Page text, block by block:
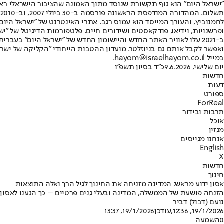
"ישראל היום" הוא גוף תקשורת שנוסד מתוך האמונה שהציבור הישראלי
ופרשנויות, וידיאו, פודקאסטים ושידורים חיים. פלטפורמות הדיגיטל של
ב-2021 עלו לאוויר האתר החדש והיישומון החדש של "ישראל
ואפשר לקבל אותם גם בניוזלטר. מועדון ההטבות הייחודי "הקליקה של
במייל hayom@israelhayom.co.il.
יום שלישי, 9.6.2026
כ"ד בסיון תשפ"ו
חדשות
דעות
ספורט
ForReal
תרבות ובידור
אוכל
מגזין
אנחנו מגייסים
English
X
חדשות
חינוך
אסון ידוע מראש: המדינה מזניחה את החינוך לגיל הרך ואלה התוצאות
הזנחה פושעת של הממשלה, המדינה ובעלי גנים פרטיים – כך הגענו לאסון
נועם (דבול) דביר
19/1/2026, 12:36
,עודכן19/1/2026, 13:37
0השמעה